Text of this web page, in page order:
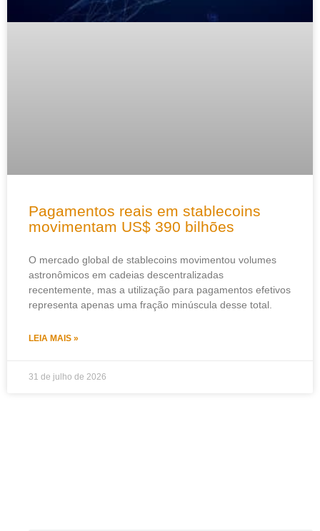
Pagamentos reais em stablecoins
movimentam US$ 390 bilhões
O mercado global de stablecoins movimentou volumes
astronômicos em cadeias descentralizadas
recentemente, mas a utilização para pagamentos efetivos
representa apenas uma fração minúscula desse total.
LEIA MAIS »
31 de julho de 2026